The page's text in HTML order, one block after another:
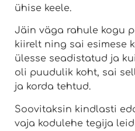
ühise keele.
Jäin väga rahule kogu
kiirelt ning sai esimese
ülesse seadistatud ja
oli puudulik koht, sai
ja korda tehtud.
Soovitaksin kindlasti
vaja kodulehe tegija